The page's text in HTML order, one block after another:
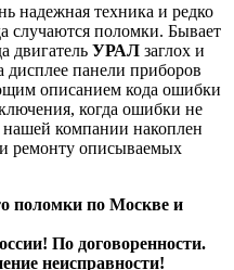
надежная техника и редко
случаются поломки. Бывает
двигатель УРАЛ заглох и
дисплее панели приборов
описанием кода ошибки
когда ошибки не
компании накоплен
ремонту описываемых
поломки по Москве и
По договоренности.
неисправности!